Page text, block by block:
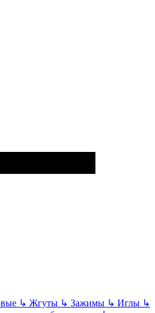
↳ Жгуты ↳ Зажимы ↳ Иглы ↳